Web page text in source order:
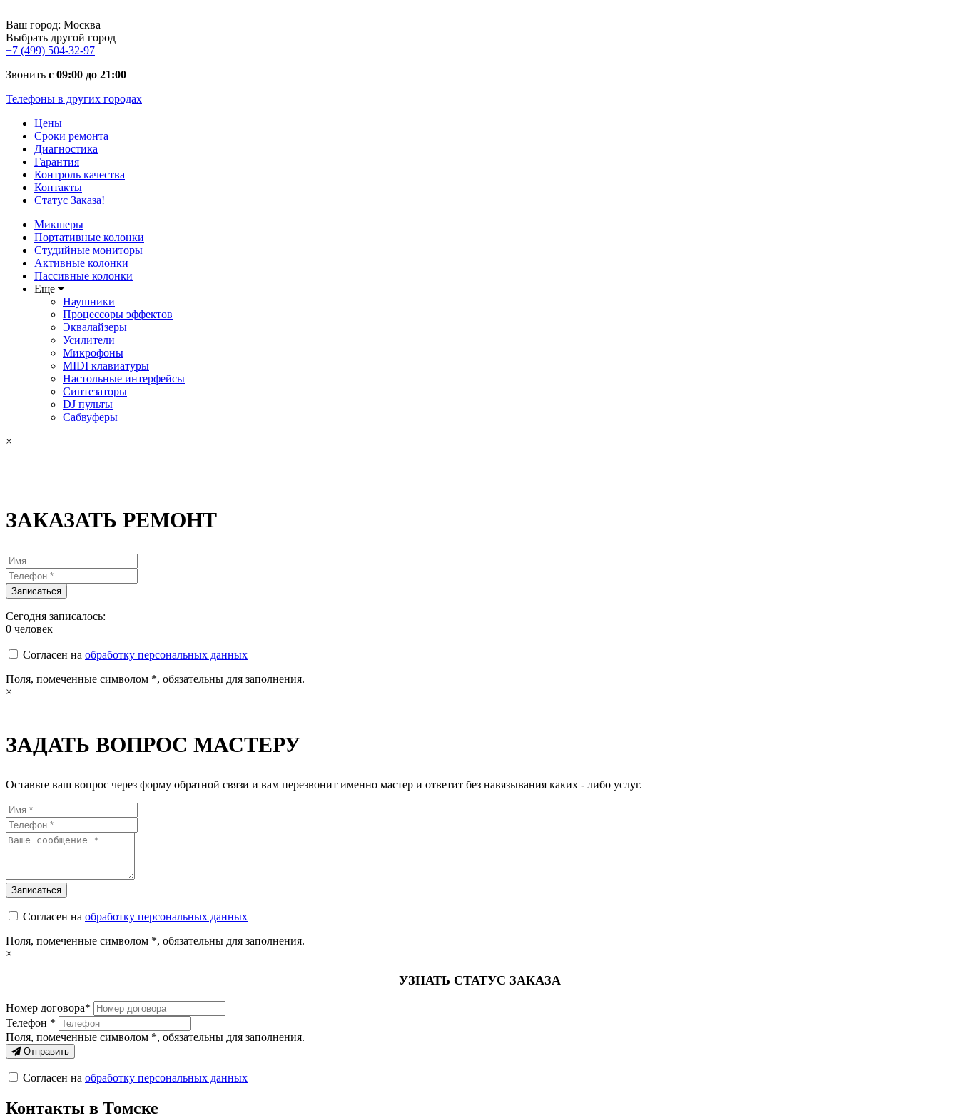
Ваш город: Москва
Выбрать другой город
+7 (499) 504-32-97
Звонить с 09:00 до 21:00
Телефоны в других городах
Цены
Сроки ремонта
Диагностика
Гарантия
Контроль качества
Контакты
Статус Заказа!
Микшеры
Портативные колонки
Студийные мониторы
Активные колонки
Пассивные колонки
Еще
Наушники
Процессоры эффектов
Эквалайзеры
Усилители
Микрофоны
MIDI клавиатуры
Настольные интерфейсы
Синтезаторы
DJ пульты
Сабвуферы
×
ЗАКАЗАТЬ РЕМОНТ
Сегодня записалось:
0 человек
Согласен на обработку персональных данных
Поля, помеченные символом *, обязательны для заполнения.
×
ЗАДАТЬ ВОПРОС МАСТЕРУ
Оставьте ваш вопрос через форму обратной связи и вам перезвонит именно мастер и ответит без навязывания каких - либо услуг.
Согласен на обработку персональных данных
Поля, помеченные символом *, обязательны для заполнения.
×
УЗНАТЬ СТАТУС ЗАКАЗА
Номер договора*
Телефон *
Поля, помеченные символом *, обязательны для заполнения.
Отправить
Согласен на обработку персональных данных
Контакты в Томске